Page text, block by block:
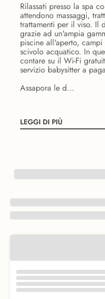
Rilassati presso la spa
attendono massaggi,
trattamenti per il viso. Il
grazie ad un'ampia
piscine all'aperto,
scivolo acquatico. In
contare su il Wi-Fi
servizio babysitter a
Assapora le d...
LEGGI DI PIÙ